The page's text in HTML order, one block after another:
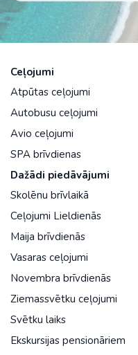
Ceļojumi
Atpūtas ceļojumi
Autobusu ceļojumi
Avio ceļojumi
SPA brīvdienas
Dažādi piedāvājumi
Skolēnu brīvlaikā
Ceļojumi Lieldienās
Maija brīvdienās
Vasaras ceļojumi
Novembra brīvdienās
Ziemassvētku ceļojumi
Svētku laiks
Ekskursijas pensionāriem